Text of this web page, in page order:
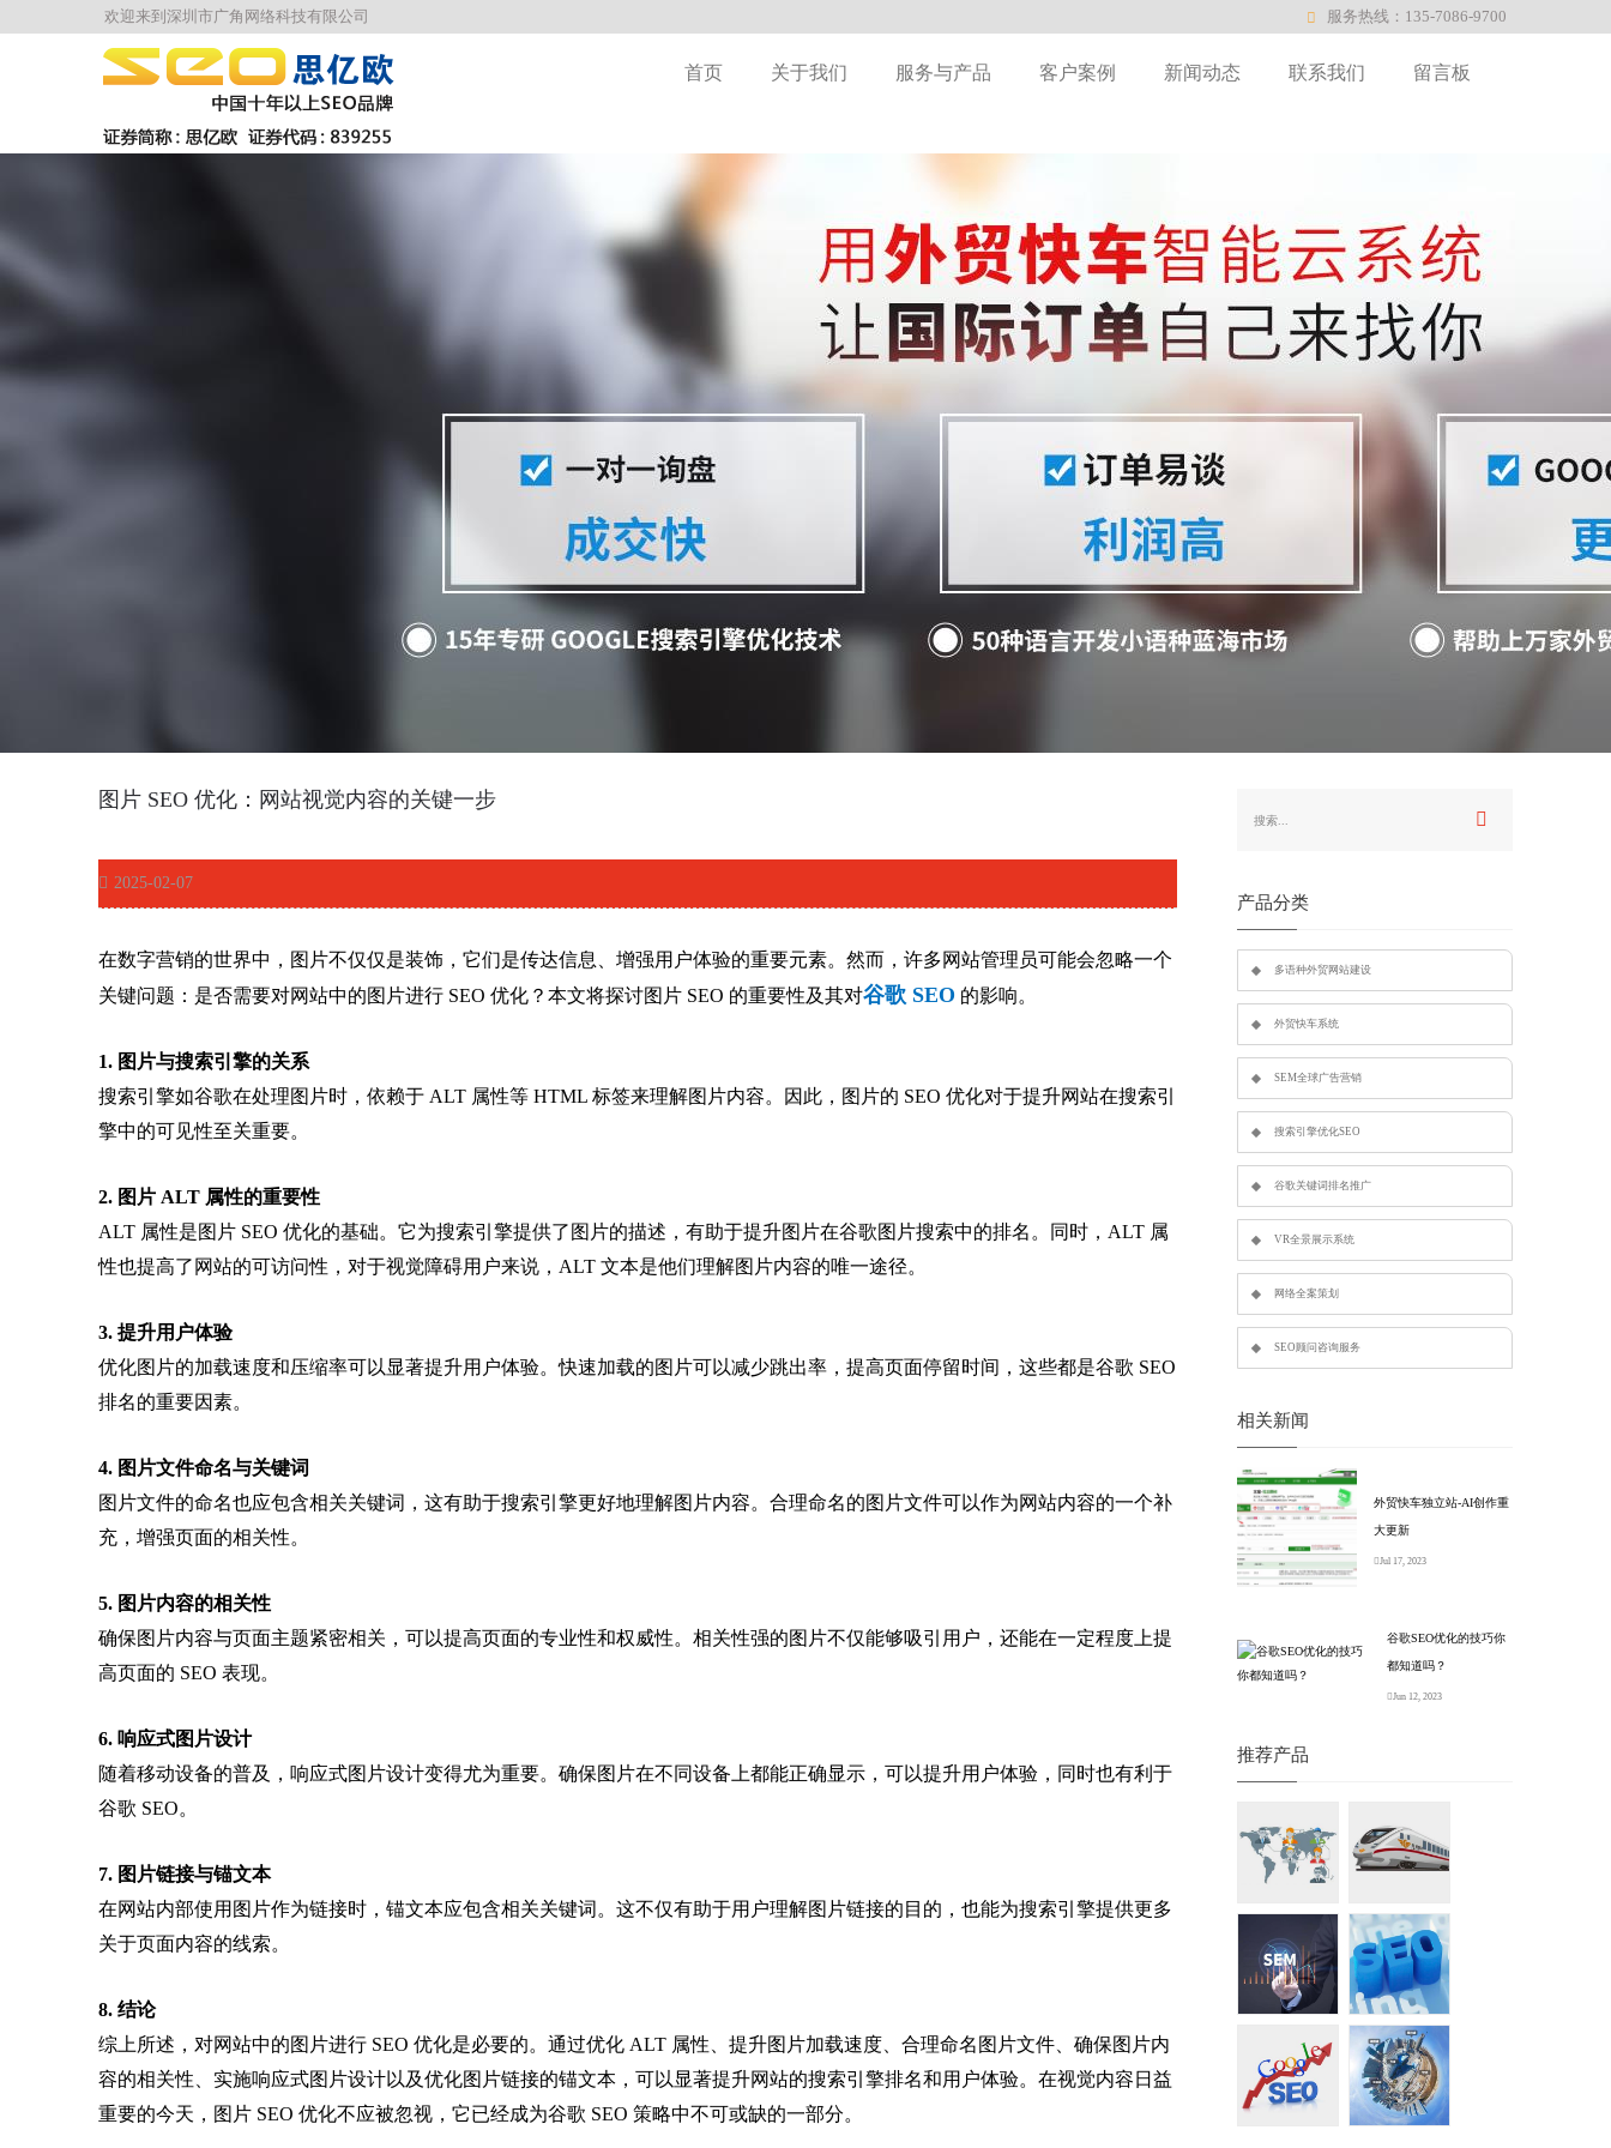
欢迎来到深圳市广角网络科技有限公司 服务热线：135-7086-9700
首页 关于我们 服务与产品 客户案例 新闻动态 联系我们 留言板
图片 SEO 优化：网站视觉内容的关键一步
2025-02-07
在数字营销的世界中，图片不仅仅是装饰，它们是传达信息、增强用户体验的重要元素。然而，许多网站管理员可能会忽略一个
关键问题：是否需要对网站中的图片进行 SEO 优化？本文将探讨图片 SEO 的重要性及其对谷歌 SEO 的影响。
1. 图片与搜索引擎的关系
搜索引擎如谷歌在处理图片时，依赖于 ALT 属性等 HTML 标签来理解图片内容。因此，图片的 SEO 优化对于提升网站在搜索引
擎中的可见性至关重要。
2. 图片 ALT 属性的重要性
ALT 属性是图片 SEO 优化的基础。它为搜索引擎提供了图片的描述，有助于提升图片在谷歌图片搜索中的排名。同时，ALT 属
性也提高了网站的可访问性，对于视觉障碍用户来说，ALT 文本是他们理解图片内容的唯一途径。
3. 提升用户体验
优化图片的加载速度和压缩率可以显著提升用户体验。快速加载的图片可以减少跳出率，提高页面停留时间，这些都是谷歌 SEO
排名的重要因素。
4. 图片文件命名与关键词
图片文件的命名也应包含相关关键词，这有助于搜索引擎更好地理解图片内容。合理命名的图片文件可以作为网站内容的一个补
充，增强页面的相关性。
5. 图片内容的相关性
确保图片内容与页面主题紧密相关，可以提高页面的专业性和权威性。相关性强的图片不仅能够吸引用户，还能在一定程度上提
高页面的 SEO 表现。
6. 响应式图片设计
随着移动设备的普及，响应式图片设计变得尤为重要。确保图片在不同设备上都能正确显示，可以提升用户体验，同时也有利于
谷歌 SEO。
7. 图片链接与锚文本
在网站内部使用图片作为链接时，锚文本应包含相关关键词。这不仅有助于用户理解图片链接的目的，也能为搜索引擎提供更多
关于页面内容的线索。
8. 结论
综上所述，对网站中的图片进行 SEO 优化是必要的。通过优化 ALT 属性、提升图片加载速度、合理命名图片文件、确保图片内
容的相关性、实施响应式图片设计以及优化图片链接的锚文本，可以显著提升网站的搜索引擎排名和用户体验。在视觉内容日益
重要的今天，图片 SEO 优化不应被忽视，它已经成为谷歌 SEO 策略中不可或缺的一部分。
产品分类
多语种外贸网站建设
外贸快车系统
SEM全球广告营销
搜索引擎优化SEO
谷歌关键词排名推广
VR全景展示系统
网络全案策划
SEO顾问咨询服务
相关新闻
外贸快车独立站-AI创作重
大更新
Jul 17, 2023
谷歌SEO优化的技巧你
都知道吗？
Jun 12, 2023
推荐产品